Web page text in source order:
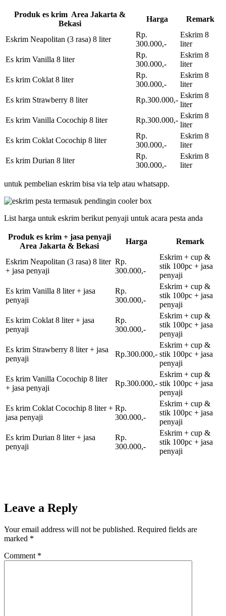
Produk es krim Area Jakarta &
Bekasi
Harga Remark
Eskrim Neapolitan (3 rasa) 8 liter
Rp.
300.000,-
Eskrim 8
liter
Es krim Vanilla 8 liter
Rp.
300.000,-
Eskrim 8
liter
Es krim Coklat 8 liter
Rp.
300.000,-
Eskrim 8
liter
Es krim Strawberry 8 liter
Rp.300.000,-
Eskrim 8
liter
Es krim Vanilla Cocochip 8 liter
Rp.300.000,-
Eskrim 8
liter
Es krim Coklat Cocochip 8 liter
Rp.
300.000,-
Eskrim 8
liter
Es krim Durian 8 liter
Rp.
300.000,-
Eskrim 8
liter
untuk pembelian eskrim bisa via telp atau whatsapp.
List harga untuk eskrim berikut penyaji untuk acara pesta anda
Produk es krim + jasa penyaji
Area Jakarta & Bekasi
Harga Remark
Eskrim Neapolitan (3 rasa) 8 liter
+ jasa penyaji
Rp.
300.000,-
Eskrim + cup &
stik 100pc + jasa
penyaji
Es krim Vanilla 8 liter + jasa
penyaji
Rp.
300.000,-
Eskrim + cup &
stik 100pc + jasa
penyaji
Es krim Coklat 8 liter + jasa
penyaji
Rp.
300.000,-
Eskrim + cup &
stik 100pc + jasa
penyaji
Es krim Strawberry 8 liter + jasa
penyaji
Rp.300.000,-
Eskrim + cup &
stik 100pc + jasa
penyaji
Es krim Vanilla Cocochip 8 liter
+ jasa penyaji
Rp.300.000,-
Eskrim + cup &
stik 100pc + jasa
penyaji
Es krim Coklat Cocochip 8 liter +
jasa penyaji
Rp.
300.000,-
Eskrim + cup &
stik 100pc + jasa
penyaji
Es krim Durian 8 liter + jasa
penyaji
Rp.
300.000,-
Eskrim + cup &
stik 100pc + jasa
penyaji
Leave a Reply
Your email address will not be published. Required fields are
marked *
Comment *